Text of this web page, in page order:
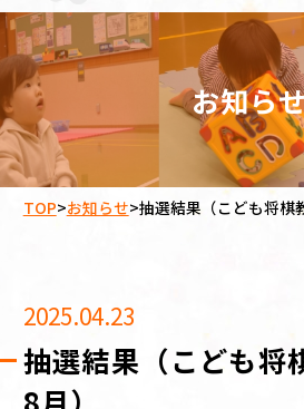
お知ら
TOP>お知らせ>抽選結果（こども将棋
2025.04.23
抽選結果（こども将
8月）